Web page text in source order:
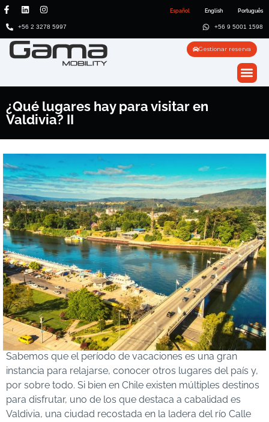
Español English Português
+56 2 3278 5997 +56 9 5001 1598
Gestionar reserva
¿Qué lugares hay para visitar en
Valdivia? II
Sabemos que el período de vacaciones es una gran
instancia para relajarse, conocer otros lugares del país y,
por sobre todo. Si bien en Chile existen múltiples destinos
para disfrutar, uno de los que destaca a cabalidad es
Valdivia, una ciudad recostada en la ladera del río Calle